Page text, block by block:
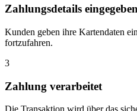
Zahlungsdetails eingegeben
Kunden geben ihre Kartendaten
fortzufahren.
3
Zahlung verarbeitet